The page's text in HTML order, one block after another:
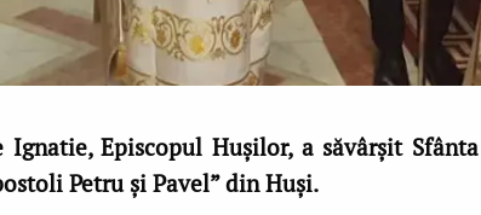
Episcopul Huşilor, a săvârşit Sfânta
Petru şi Pavel” din Huşi.